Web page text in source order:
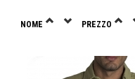
NOME PREZZO